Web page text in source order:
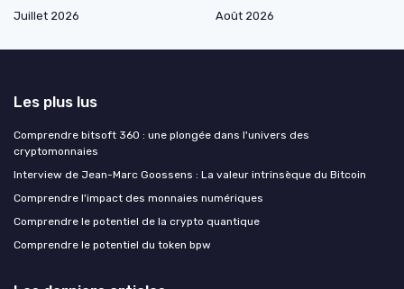
Juillet 2026
Août 2026
Les plus lus
Comprendre bitsoft 360 : une plongée dans l'univers des
cryptomonnaies
Interview de Jean-Marc Goossens : La valeur intrinsèque du Bitcoin
Comprendre l'impact des monnaies numériques
Comprendre le potentiel de la crypto quantique
Comprendre le potentiel du token bpw